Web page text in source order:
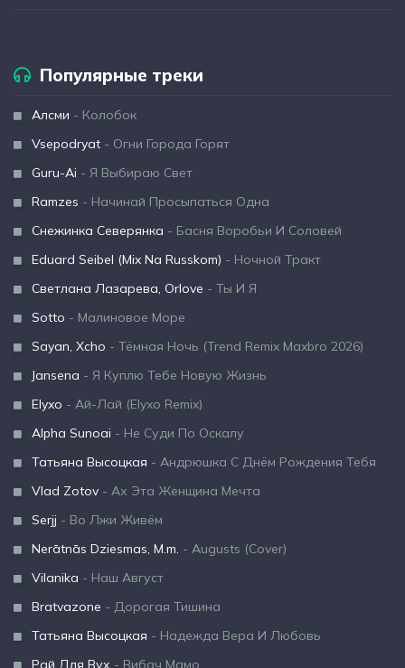
Популярные треки
Алсми - Колобок
Vsepodryat - Огни Города Горят
Guru-Ai - Я Выбираю Свет
Ramzes - Начинай Просыпаться Одна
Снежинка Северянка - Басня Воробьи И Соловей
Eduard Seibel (Mix Na Russkom) - Ночной Тракт
Светлана Лазарева, Orlove - Ты И Я
Sotto - Малиновое Море
Sayan, Xcho - Тёмная Ночь (Trend Remix Maxbro 2026)
Jansena - Я Куплю Тебе Новую Жизнь
Elyxo - Ай-Лай (Elyxo Remix)
Alpha Sunoai - Не Суди По Оскалу
Татьяна Высоцкая - Андрюшка С Днём Рождения Тебя
Vlad Zotov - Ах Эта Женщина Мечта
Serjj - Во Лжи Живём
Nerātnās Dziesmas, M.m. - Augusts (Cover)
Vilanika - Наш Август
Bratvazone - Дорогая Тишина
Татьяна Высоцкая - Надежда Вера И Любовь
Рай Для Вух - Вибач Мамо